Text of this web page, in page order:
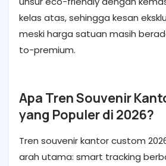
kelas atas, sehingga kesan
meski harga satuan masih
to-premium.
Apa Tren Souvenir
yang Populer di 2026?
Tren souvenir kantor custom
arah utama: smart tracking